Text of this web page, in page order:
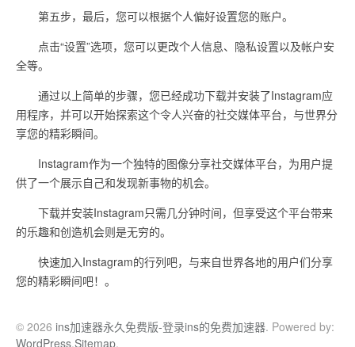
第五步，最后，您可以根据个人偏好设置您的账户。
点击“设置”选项，您可以更改个人信息、隐私设置以及帐户安
全等。
通过以上简单的步骤，您已经成功下载并安装了Instagram应
用程序，并可以开始探索这个令人兴奋的社交媒体平台，与世界分
享您的精彩瞬间。
Instagram作为一个独特的图像分享社交媒体平台，为用户提
供了一个展示自己和发现新事物的机会。
下载并安装Instagram只需几分钟时间，但享受这个平台带来
的乐趣和创造机会则是无穷的。
快速加入Instagram的行列吧，与来自世界各地的用户们分享
您的精彩瞬间吧！。
© 2026 ins加速器永久免费版-登录ins的免费加速器. Powered by:
WordPress.Sitemap.